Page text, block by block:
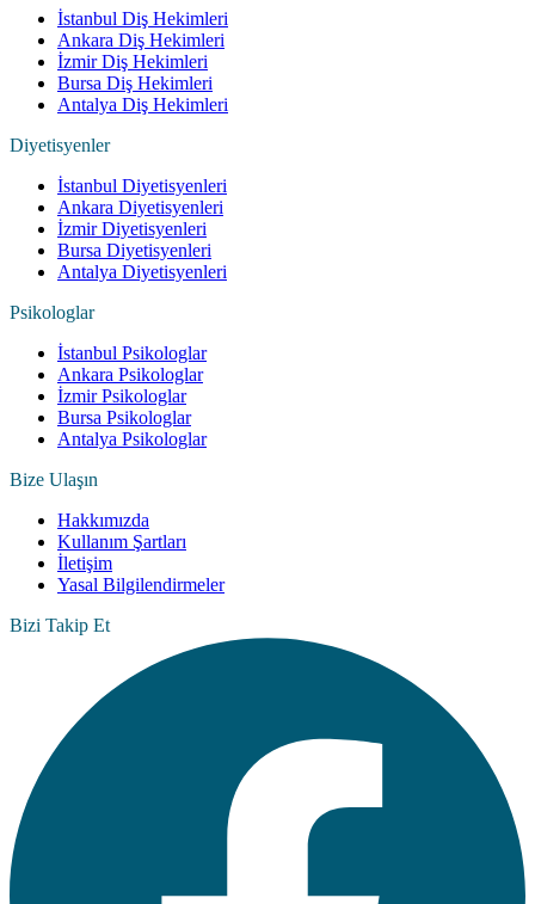
İstanbul Diş Hekimleri
Ankara Diş Hekimleri
İzmir Diş Hekimleri
Bursa Diş Hekimleri
Antalya Diş Hekimleri
Diyetisyenler
İstanbul Diyetisyenleri
Ankara Diyetisyenleri
İzmir Diyetisyenleri
Bursa Diyetisyenleri
Antalya Diyetisyenleri
Psikologlar
İstanbul Psikologlar
Ankara Psikologlar
İzmir Psikologlar
Bursa Psikologlar
Antalya Psikologlar
Bize Ulaşın
Hakkımızda
Kullanım Şartları
İletişim
Yasal Bilgilendirmeler
Bizi Takip Et